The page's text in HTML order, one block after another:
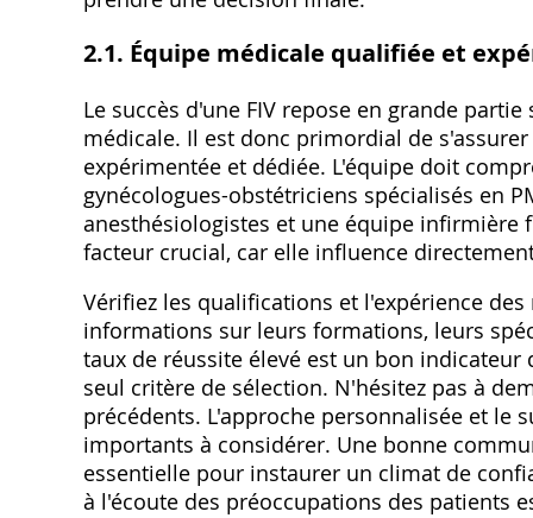
2.1. Équipe médicale qualifiée et
Le succès d'une FIV repose en grande
médicale. Il est donc primordial de
expérimentée et dédiée. L'équipe doit
gynécologues-obstétriciens spécialisés en
anesthésiologistes et une équipe infirmière
facteur crucial‚ car elle influence
Vérifiez les qualifications et l'expérience
informations sur leurs formations‚ leurs
taux de réussite élevé est un bon
seul critère de sélection. N'hésitez pas à
précédents. L'approche personnalisée et le
importants à considérer. Une bonne
essentielle pour instaurer un climat de
à l'écoute des préoccupations des patients